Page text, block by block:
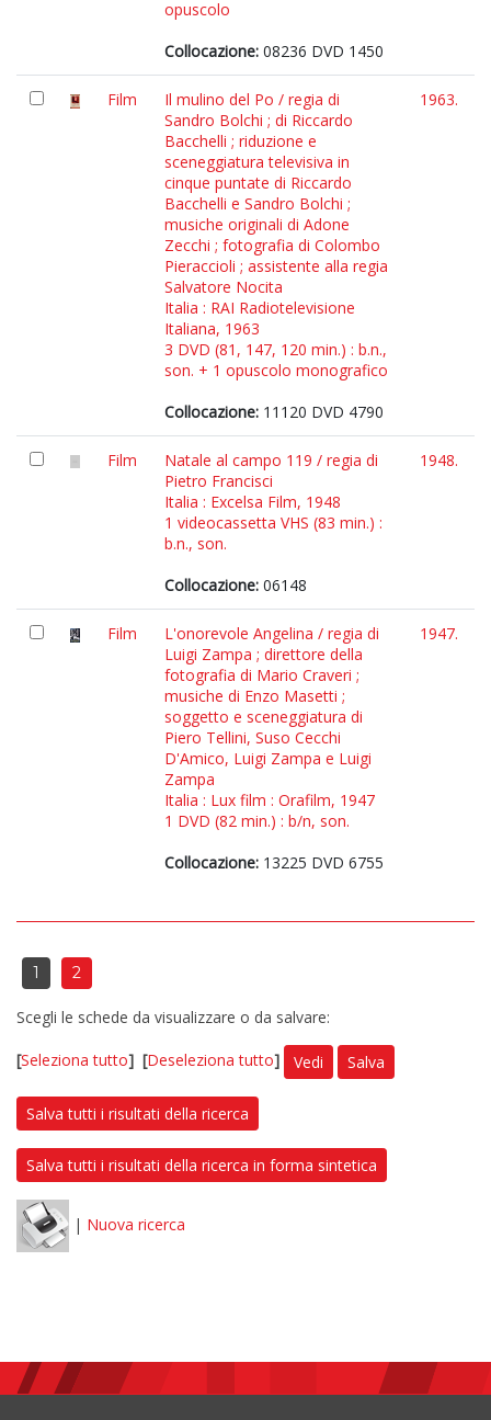
opuscolo
Collocazione: 08236 DVD 1450
Film
Il mulino del Po / regia di
Sandro Bolchi ; di Riccardo
Bacchelli ; riduzione e
sceneggiatura televisiva in
cinque puntate di Riccardo
Bacchelli e Sandro Bolchi ;
musiche originali di Adone
Zecchi ; fotografia di Colombo
Pieraccioli ; assistente alla regia
Salvatore Nocita
Italia : RAI Radiotelevisione
Italiana, 1963
3 DVD (81, 147, 120 min.) : b.n.,
son. + 1 opuscolo monografico
Collocazione: 11120 DVD 4790
1963.
Film
Natale al campo 119 / regia di
Pietro Francisci
Italia : Excelsa Film, 1948
1 videocassetta VHS (83 min.) :
b.n., son.
Collocazione: 06148
1948.
Film
L'onorevole Angelina / regia di
Luigi Zampa ; direttore della
fotografia di Mario Craveri ;
musiche di Enzo Masetti ;
soggetto e sceneggiatura di
Piero Tellini, Suso Cecchi
D'Amico, Luigi Zampa e Luigi
Zampa
Italia : Lux film : Orafilm, 1947
1 DVD (82 min.) : b/n, son.
Collocazione: 13225 DVD 6755
1947.
1 2
Scegli le schede da visualizzare o da salvare:
[Seleziona tutto] [Deseleziona tutto] Vedi Salva
Salva tutti i risultati della ricerca
Salva tutti i risultati della ricerca in forma sintetica
| Nuova ricerca